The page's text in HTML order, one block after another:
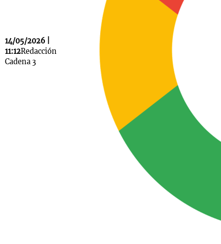
14/05/2026 |
11:12Redacción
Cadena 3